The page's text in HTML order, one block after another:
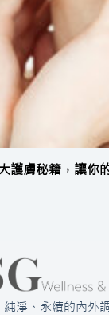
護膚秘籍，讓你
純淨、永續的內外